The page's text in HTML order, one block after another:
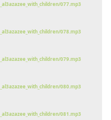
077.mp3
078.mp3
079.mp3
080.mp3
081.mp3